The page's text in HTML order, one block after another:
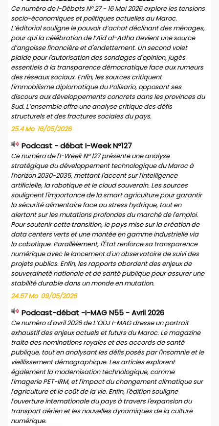
Ce numéro de I-Débats N° 27 - 16 Mai 2026 explore les tensions
socio-économiques et politiques actuelles au Maroc.
L’éditorial souligne le pouvoir d’achat déclinant des ménages,
pour qui la célébration de l’Aïd al-Adha devient une source
d’angoisse financière et d'endettement. Un second volet
plaide pour l'autorisation des sondages d'opinion, jugés
essentiels à la transparence démocratique face aux rumeurs
des réseaux sociaux. Enfin, les sources critiquent
l'immobilisme diplomatique du Polisario, opposant ses
discours aux développements concrets dans les provinces du
Sud. L’ensemble offre une analyse critique des défis
structurels et des fractures sociales du pays.
25.4 Mo 16/05/2026
Podcast - débat I-Week N°127
Ce numéro de l'I-Week N° 127 présente une analyse
stratégique du développement technologique du Maroc à
l'horizon 2030-2035, mettant l'accent sur l'intelligence
artificielle, la robotique et le cloud souverain. Les sources
soulignent l'importance de la smart agriculture pour garantir
la sécurité alimentaire face au stress hydrique, tout en
alertant sur les mutations profondes du marché de l'emploi.
Pour soutenir cette transition, le pays mise sur la création de
data centers verts et une montée en gamme industrielle via
la cobotique. Parallèlement, l'État renforce sa transparence
numérique avec le lancement d'un observatoire de suivi des
projets publics. Enfin, les rapports abordent des enjeux de
souveraineté nationale et de santé publique pour assurer une
stabilité durable dans un monde en mutation.
24.57 Mo 09/05/2026
Podcast-débat -I-MAG N55 - Avril 2026
Ce numéro d'avril 2026 de L’ODJ I-MAG dresse un portrait
exhaustif des enjeux actuels et futurs du Maroc. Le magazine
traite des nominations royales et des accords de santé
publique, tout en analysant les défis posés par l'insomnie et le
vieillissement démographique. Les articles explorent
également la modernisation technologique, comme
l'imagerie PET-IRM, et l'impact du changement climatique sur
l'agriculture et le coût de la vie. Enfin, l'édition souligne
l'ouverture internationale du pays à travers l'expansion du
transport aérien et les nouvelles dynamiques de la culture
numérique.